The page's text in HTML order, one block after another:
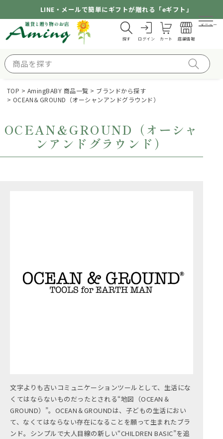
LINE・メールで簡単にギフトが贈れる「eギフト」
探す ログイン カート 店舗情報
メニュー
TOP AmingBABY 商品一覧
ブランドから探す
OCEAN＆GROUND（オーシャンアンドグラウンド）
OCEAN＆GROUND（オーシャ
ンアンドグラウンド）
文字よりも古いコミュニケーションツールとして、生活にな
くてはならないものだったとされる“地図（OCEAN＆
GROUND）”。OCEAN＆GROUNDは、子どもの生活におい
て、なくてはならない存在になることを願って生まれたブラ
ンド。シンプルで大人目線の新しい“CHILDREN BASIC”を追